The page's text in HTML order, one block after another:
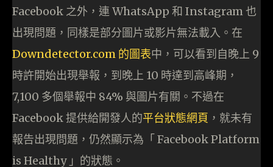
Facebook 之外，連 WhatsApp 和 Instagram 也
出現問題，同樣是部分圖片或影片無法載入。在
Downdetector.com 的圖表中，可以看到自晚上 9
時許開始出現舉報，到晚上 10 時達到高峰期，
7,100 多個舉報中 84% 與圖片有關。不過在
Facebook 提供給開發人的平台狀態網頁 ，就未有
報告出現問題，仍然顯示為「 Facebook Platform
is Healthy 」的狀態。